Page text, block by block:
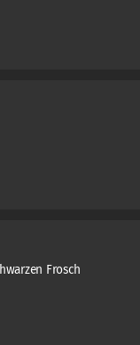
Frosch